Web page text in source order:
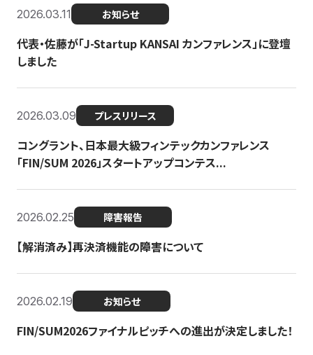
2026.03.11 お知らせ
代表・佐藤が「J-Startup KANSAI カンファレンス」に登壇
しました
2026.03.09 プレスリリース
コングラント、日本最大級フィンテックカンファレンス
「FIN/SUM 2026」スタートアップコンテス...
2026.02.25 障害報告
【解消済み】再決済機能の障害について
2026.02.19 お知らせ
FIN/SUM2026ファイナルピッチへの進出が決定しました！